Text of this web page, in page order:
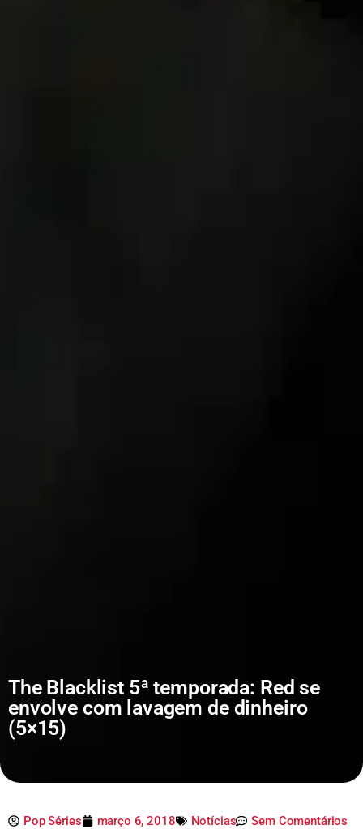
The Blacklist 5ª temporada: Red se
envolve com lavagem de dinheiro
(5×15)
Pop Séries março 6, 2018 Notícias Sem Comentários